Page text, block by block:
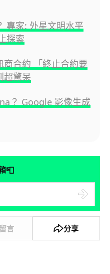
專家: 外星文明水平
探索
商合約 「終止合約要
超驚呆
？ Google 影像生成
📮
言 分享